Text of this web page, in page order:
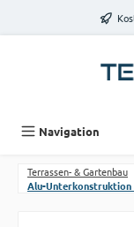
Zum Hauptinhalt
Navigation
Terrassen- & Gartenbau
Alu-Unterkonstruktion